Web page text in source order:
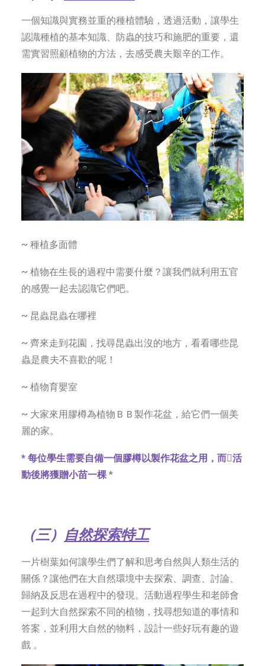
一個知識與實務並重的種植體驗，透過活動，讓學生
認識種植的基本知識、防蟲的技巧和施肥的重要，還
需實習照顧植物的方法，去感受農夫艱辛的工作。
~ 種植多面體
~ 植物在生長的過程中需要什麼？讓我們就利用五官
的感覺一起去認識它們吧。
~ 昆蟲昆蟲在哪裡
~ 齊來走到花園，找尋昆蟲出沒的地方，看看哪些昆
蟲是農夫不喜歡的呢！
~ 植物育嬰室
~ 大家來用膠樽為植物ＢＢ製作花盆，給它們一個美
麗的家。
* 每位學生需要自備一個膠樽以製作花盆之用，而活
動後將獲贈小苗一棵*
（三） 自然探索特工
一片樹葉如何讓學生們了解和思考自然與人類生活的
關係？讓他們在大自然環境中去探索、調查、討論、
歸納及反思在過程中的發現。活動過程學生和老師會
一起到大自然探索不同的植物，找尋想知道的事情和
答案，並利用大自然的物料，設計一些好玩有趣的遊
戲 。